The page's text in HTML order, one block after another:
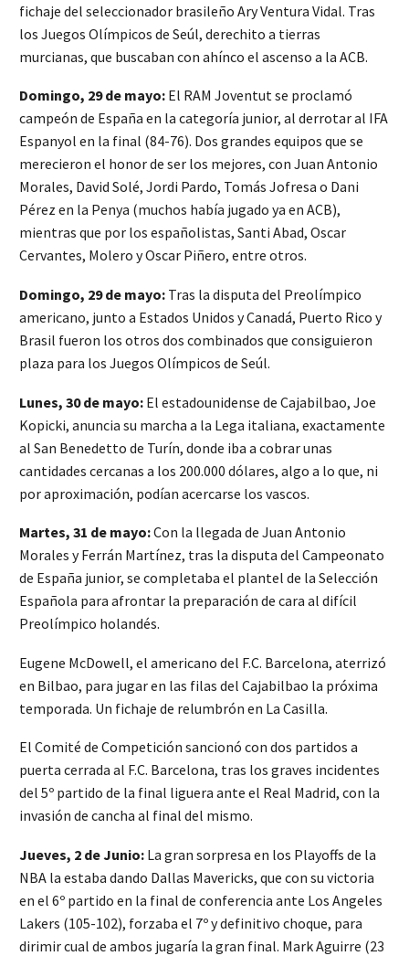
fichaje del seleccionador brasileño Ary Ventura Vidal. Tras
los Juegos Olímpicos de Seúl, derechito a tierras
murcianas, que buscaban con ahínco el ascenso a la ACB.
Domingo, 29 de mayo: El RAM Joventut se proclamó
campeón de España en la categoría junior, al derrotar al IFA
Espanyol en la final (84-76). Dos grandes equipos que se
merecieron el honor de ser los mejores, con Juan Antonio
Morales, David Solé, Jordi Pardo, Tomás Jofresa o Dani
Pérez en la Penya (muchos había jugado ya en ACB),
mientras que por los españolistas, Santi Abad, Oscar
Cervantes, Molero y Oscar Piñero, entre otros.
Domingo, 29 de mayo: Tras la disputa del Preolímpico
americano, junto a Estados Unidos y Canadá, Puerto Rico y
Brasil fueron los otros dos combinados que consiguieron
plaza para los Juegos Olímpicos de Seúl.
Lunes, 30 de mayo: El estadounidense de Cajabilbao, Joe
Kopicki, anuncia su marcha a la Lega italiana, exactamente
al San Benedetto de Turín, donde iba a cobrar unas
cantidades cercanas a los 200.000 dólares, algo a lo que, ni
por aproximación, podían acercarse los vascos.
Martes, 31 de mayo:Con la llegada de Juan Antonio
Morales y Ferrán Martínez, tras la disputa del Campeonato
de España junior, se completaba el plantel de la Selección
Española para afrontar la preparación de cara al difícil
Preolímpico holandés.
Eugene McDowell, el americano del F.C. Barcelona, aterrizó
en Bilbao, para jugar en las filas del Cajabilbao la próxima
temporada. Un fichaje de relumbrón en La Casilla.
El Comité de Competición sancionó con dos partidos a
puerta cerrada al F.C. Barcelona, tras los graves incidentes
del 5º partido de la final liguera ante el Real Madrid, con la
invasión de cancha al final del mismo.
Jueves, 2 de Junio: La gran sorpresa en los Playoffs de la
NBA la estaba dando Dallas Mavericks, que con su victoria
en el 6º partido en la final de conferencia ante Los Angeles
Lakers (105-102), forzaba el 7º y definitivo choque, para
dirimir cual de ambos jugaría la gran final. Mark Aguirre (23